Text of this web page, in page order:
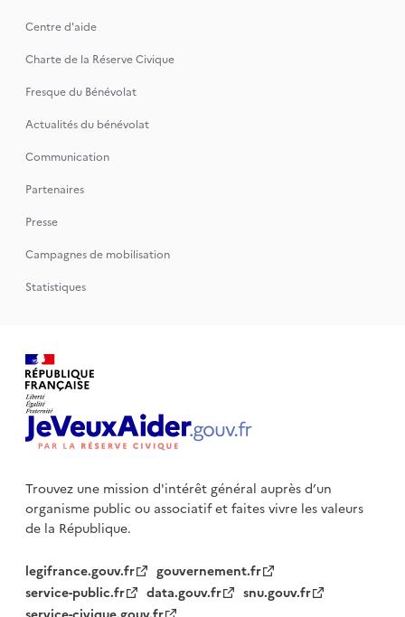
Centre d'aide
Charte de la Réserve Civique
Fresque du Bénévolat
Actualités du bénévolat
Communication
Partenaires
Presse
Campagnes de mobilisation
Statistiques
Trouvez une mission d'intérêt général auprès d’un
organisme publicou associatif et faites vivre les valeurs
de la République.
legifrance.gouv.fr
gouvernement.fr
service-public.fr
data.gouv.fr
snu.gouv.fr